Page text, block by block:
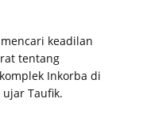
keadilan
tentang
Inkorba di
ujar Taufik.